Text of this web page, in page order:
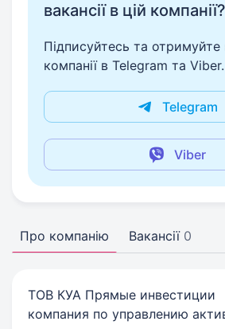
вакансії в цій компанії?
Підписуйтесь та отримуйте
компанії в Telegram та Viber.
Telegram
Viber
Про компанію Вакансії 0
ТОВ КУА Прямые инвестиции
компания по управлению